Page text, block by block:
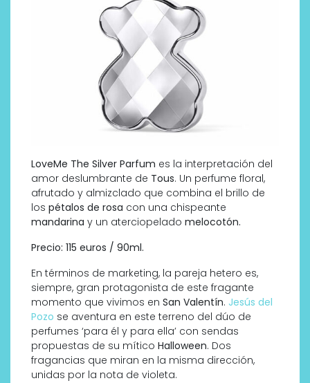
LoveMe The Silver Parfum es la interpretación del
amor deslumbrante de Tous. Un perfume floral,
afrutado y almizclado que combina el brillo de
los pétalos de rosa con una chispeante
mandarina y un aterciopelado melocotón.
Precio: 115 euros / 90ml.
En términos de marketing, la pareja hetero es,
siempre, gran protagonista de este fragante
momento que vivimos en San Valentín. Jesús del
Pozo se aventura en este terreno del dúo de
perfumes ‘para él y para ella’ con sendas
propuestas de su mítico Halloween. Dos
fragancias que miran en la misma dirección,
unidas por la nota de violeta.